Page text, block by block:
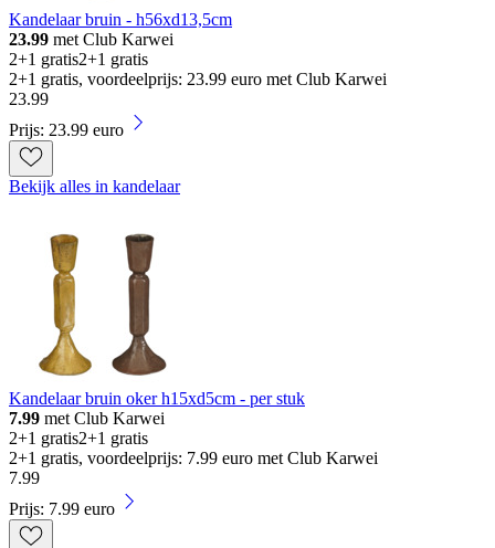
Kandelaar bruin - h56xd13,5cm
23.99 met Club Karwei
2+1 gratis2+1 gratis
2+1 gratis, voordeelprijs: 23.99 euro met Club Karwei
23.99
Prijs: 23.99 euro
Bekijk alles in kandelaar
Kandelaar bruin oker h15xd5cm - per stuk
7.99 met Club Karwei
2+1 gratis2+1 gratis
2+1 gratis, voordeelprijs: 7.99 euro met Club Karwei
7.99
Prijs: 7.99 euro